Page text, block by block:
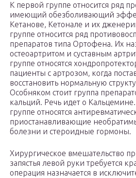
К первой группе относится ряд
имеющий обезболивающий
Кетанове, Кетонале и их
группе относится ряд
препаратов типа Ортофена. Их
остеоартритом и суставным
группе относятся
пациенты с артрозом, когда
восстановить нормальную
Особняком стоит группа
кальций. Речь идет о
группе относятся
приостанавливающие
болезни и стероидные гормоны.
Хирургическое вмешательство
запястья левой руки требуется
операция назначается в